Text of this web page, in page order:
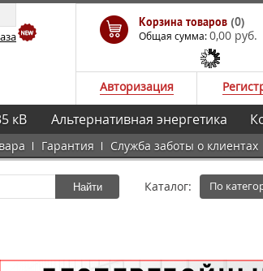
Корзина товаров (0)
Общая сумма:0,00 руб.
Авторизация
Гарантия Служба заботы о клиентах
кВ Альтернативная энергетика
Найти Каталог: По